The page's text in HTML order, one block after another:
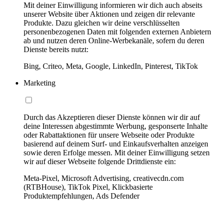
Mit deiner Einwilligung informieren wir dich auch abseits
unserer Website über Aktionen und zeigen dir relevante
Produkte. Dazu gleichen wir deine verschlüsselten
personenbezogenen Daten mit folgenden externen Anbietern
ab und nutzen deren Online-Werbekanäle, sofern du deren
Dienste bereits nutzt:
Bing, Criteo, Meta, Google, LinkedIn, Pinterest, TikTok
Marketing
Durch das Akzeptieren dieser Dienste können wir dir auf
deine Interessen abgestimmte Werbung, gesponserte Inhalte
oder Rabattaktionen für unsere Webseite oder Produkte
basierend auf deinem Surf- und Einkaufsverhalten anzeigen
sowie deren Erfolge messen. Mit deiner Einwilligung setzen
wir auf dieser Webseite folgende Drittdienste ein:
Meta-Pixel, Microsoft Advertising, creativecdn.com
(RTBHouse), TikTok Pixel, Klickbasierte
Produktempfehlungen, Ads Defender